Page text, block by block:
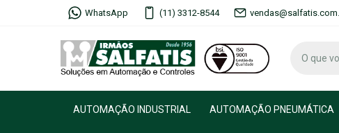
WhatsApp (11) 3312-8544
AUTOMAÇÃO INDUSTRIAL AUTOMAÇÃO PNEUMÁTICA